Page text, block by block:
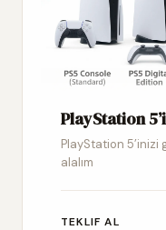
PlayStation
PlayStation 5’inizi
alalım
TEKLIF AL